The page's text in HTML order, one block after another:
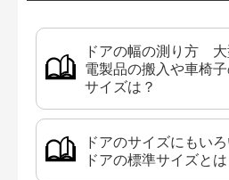
ドアの幅の測り方
電製品の搬入や車椅
サイズは？
ドアのサイズにもい
ドアの標準サイズとは